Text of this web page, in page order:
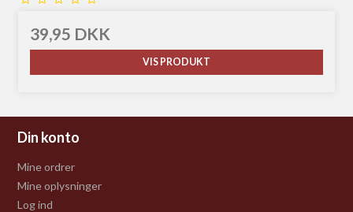
39,95 DKK
VIS PRODUKT
Din konto
Mine ordrer
Mine oplysninger
Log ind